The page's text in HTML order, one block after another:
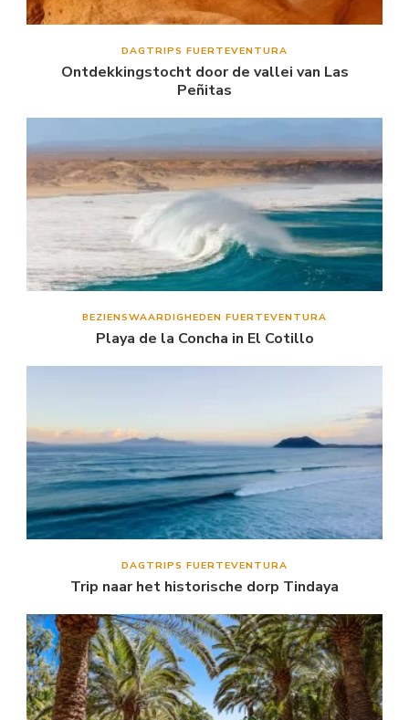
DAGTRIPS FUERTEVENTURA
Ontdekkingstocht door de vallei van Las
Peñitas
BEZIENSWAARDIGHEDEN FUERTEVENTURA
Playa de la Concha in El Cotillo
DAGTRIPS FUERTEVENTURA
Trip naar het historische dorp Tindaya